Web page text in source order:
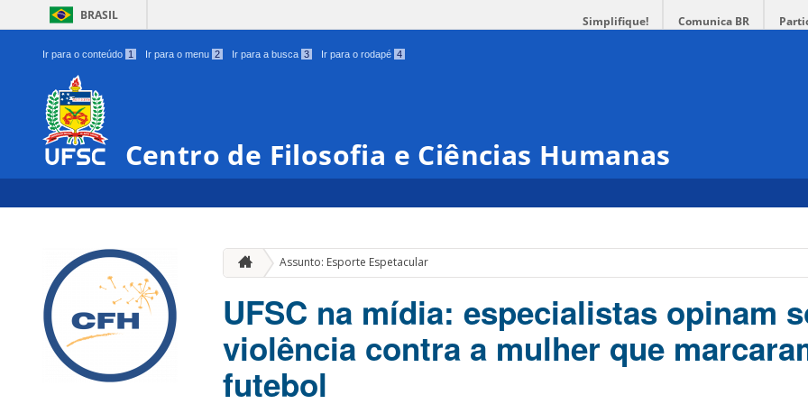
BRASIL Simplifique! Comunica BR
Ir para o conteúdo 1 Ir para o menu 2 Ir para a busca 3 Ir para o rodapé 4
Centro de Filosofia e Ciências Humanas
Assunto: Esporte Espetacular
UFSC na mídia: especialistas opinam
violência contra a mulher que
futebol